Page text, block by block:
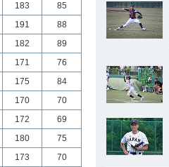
183
85
191
88
182
89
171
76
175
84
170
70
172
69
180
75
173
70